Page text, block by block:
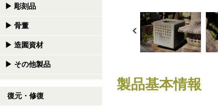
▶ 彫刻品
▶ 骨董
▶ 造園資材
▶ その他製品
復元・修復
製品基本情報